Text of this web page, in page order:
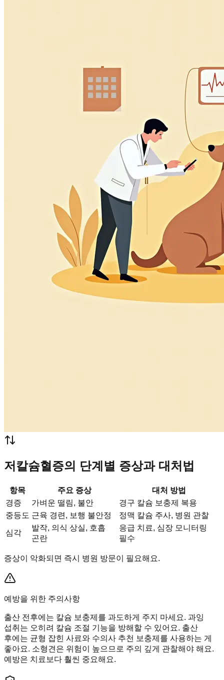
저칼슘혈증의 단계별 증상과 대처법
항목 주요 증상
대처 방법
경증
가벼운 떨림, 불안
경구 칼슘 보충제 복용
중등도 근육 경련, 보행 불안정 정맥 칼슘 주사, 병원 관찰
심각
발작, 의식 상실, 호흡
곤란
응급 치료, 심장 모니터링
필수
증상이 악화되면 즉시 병원 방문이 필요해요.
예방을 위한 주의사항
출산 전후에는 칼슘 보충제를 과도하게 주지 마세요. 과잉
섭취는 오히려 칼슘 조절 기능을 방해할 수 있어요. 출산
후에는 균형 잡힌 사료와 수의사 추천 보충제를 사용하는 게
좋아요. 소형견은 위험이 높으므로 주의 깊게 관찰해야 해요.
예방은 치료보다 훨씬 중요해요.